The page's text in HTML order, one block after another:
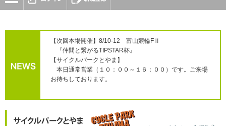
【次回本場開催】8/10-12 富山競輪FⅡ
『仲間と繋がるTIPSTAR杯』
【サイクルパークとやま】
本日通常営業（１０：００～１６：００）です。ご来場
お待ちしております。